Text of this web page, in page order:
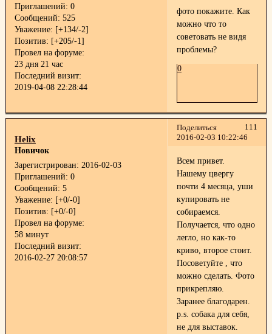
Приглашений: 0
Сообщений: 525
Уважение: [+134/-2]
Позитив: [+205/-1]
Провел на форуме:
23 дня 21 час
Последний визит:
2019-04-08 22:28:44
фото покажите. Как
можно что то
советовать не видя
проблемы?
0
Поделиться
111
2016-02-03 10:22:46
Helix
Новичок
Зарегистрирован: 2016-02-03
Приглашений: 0
Сообщений: 5
Уважение: [+0/-0]
Позитив: [+0/-0]
Провел на форуме:
58 минут
Последний визит:
2016-02-27 20:08:57
Всем привет.
Нашему цвергу
почти 4 месяца, уши
купировать не
собираемся.
Получается, что одно
легло, но как-то
криво, второе стоит.
Посоветуйте , что
можно сделать. Фото
прикрепляю.
Заранее благодарен.
p.s. собака для себя,
не для выставок.